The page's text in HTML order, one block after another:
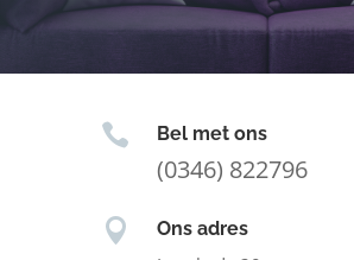
 Bel met ons
(0346) 822796
 Ons adres